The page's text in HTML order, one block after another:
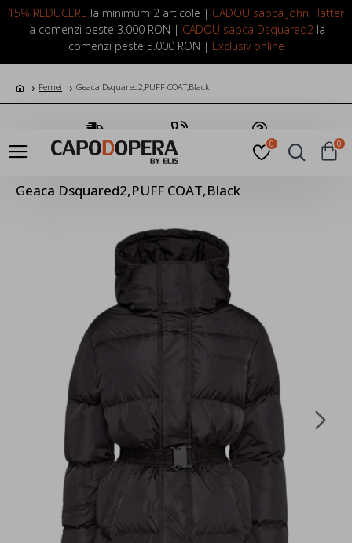
15% REDUCERE la minimum 2 articole | CADOU sapca John Hatter
la comenzi peste 3.000 RON | CADOU sapca Dsquared2 la
comenzi peste 5.000 RON | Exclusiv online
LOGIN INREGISTRARE
0 0
Femei Geaca Dsquared2,PUFF COAT,Black
Transport Gratuit Suna Acum Pune o Intrebare
Geaca Dsquared2,PUFF COAT,Black